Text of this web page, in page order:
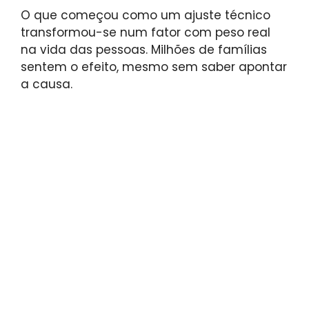
O que começou como um ajuste técnico
transformou-se num fator com peso real
na vida das pessoas. Milhões de famílias
sentem o efeito, mesmo sem saber apontar
a causa.